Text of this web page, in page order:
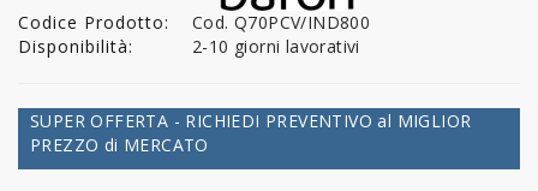
Codice Prodotto:
Cod. Q70PCV/IND800
Disponibilità:
2-10 giorni lavorativi
SUPER OFFERTA - RICHIEDI PREVENTIVO al MIGLIOR
PREZZO di MERCATO